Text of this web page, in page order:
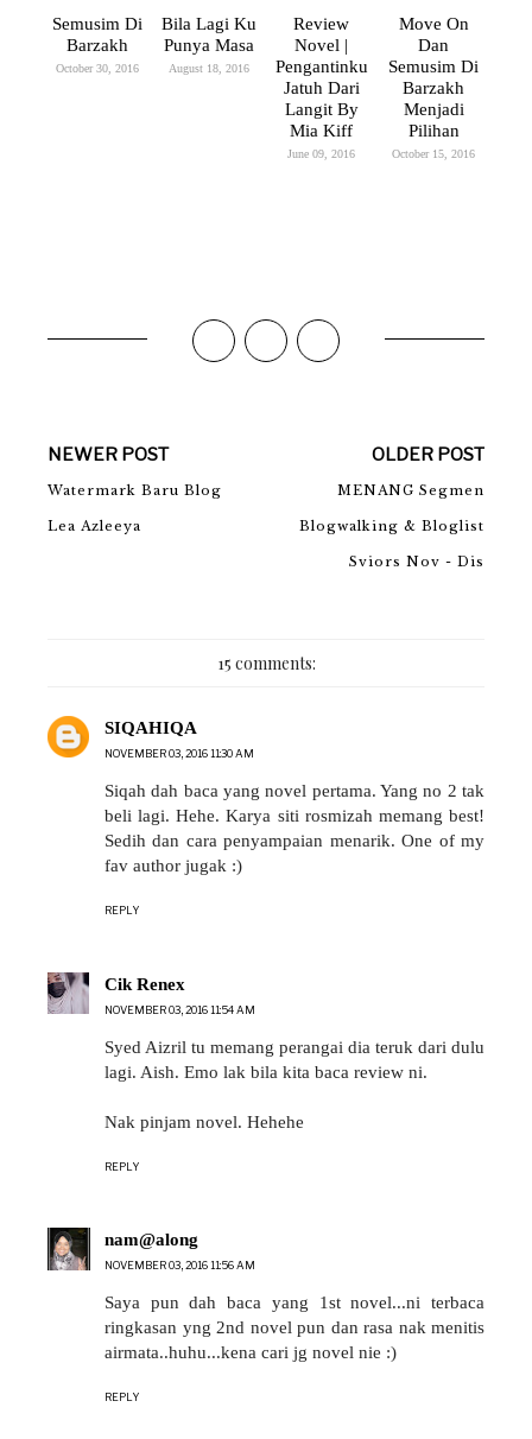
Semusim Di
Barzakh
October 30, 2016
Bila Lagi Ku
Punya Masa
August 18, 2016
Review
Novel |
Pengantinku
Jatuh Dari
Langit By
Mia Kiff
June 09, 2016
Move On
Dan
Semusim Di
Barzakh
Menjadi
Pilihan
October 15, 2016
NEWER POST
Watermark Baru Blog
Lea Azleeya
OLDER POST
MENANG Segmen
Blogwalking & Bloglist
Sviors Nov - Dis
15 comments:
SIQAHIQA
NOVEMBER 03, 2016 11:30 AM
Siqah dah baca yang novel pertama. Yang no 2 tak
beli lagi. Hehe. Karya siti rosmizah memang best!
Sedih dan cara penyampaian menarik. One of my
fav author jugak :)
REPLY
Cik Renex
NOVEMBER 03, 2016 11:54 AM
Syed Aizril tu memang perangai dia teruk dari dulu
lagi. Aish. Emo lak bila kita baca review ni.
Nak pinjam novel. Hehehe
REPLY
nam@along
NOVEMBER 03, 2016 11:56 AM
Saya pun dah baca yang 1st novel...ni terbaca
ringkasan yng 2nd novel pun dan rasa nak menitis
airmata..huhu...kena cari jg novel nie :)
REPLY